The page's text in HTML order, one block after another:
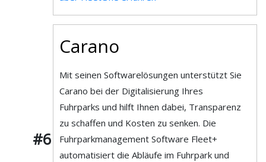
#6
Carano
Mit seinen Softwarelösungen unterstützt Sie
Carano bei der Digitalisierung Ihres
Fuhrparks und hilft Ihnen dabei, Transparenz
zu schaffen und Kosten zu senken. Die
Fuhrparkmanagement Software Fleet+
automatisiert die Abläufe im Fuhrpark und